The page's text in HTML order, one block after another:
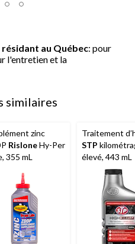
au Québec: pour
l'entretien et la
similaires
zinc
RisloneHy-Per
355 mL
Traitement
STP
élevé, 443 mL